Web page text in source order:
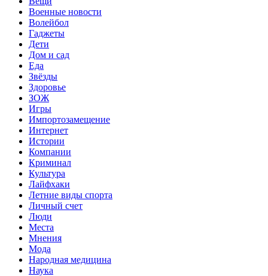
Военные новости
Волейбол
Гаджеты
Дети
Дом и сад
Еда
Звёзды
Здоровье
ЗОЖ
Игры
Импортозамещение
Интернет
Истории
Компании
Криминал
Культура
Лайфхаки
Летние виды спорта
Личный счет
Люди
Места
Мнения
Мода
Народная медицина
Наука